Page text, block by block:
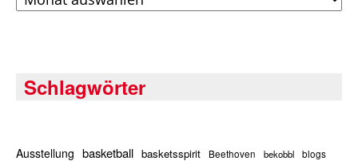
Schlagwörter
Ausstellung basketball basketsspirit Beethoven bekobbl blogs